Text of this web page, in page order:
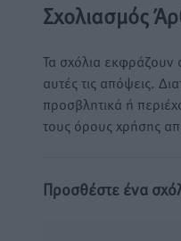
Σχολιασμός
Τα σχόλια εκφράζουν
αυτές τις απόψεις.
προσβλητικά ή
τους όρους χρήσης
Προσθέστε ένα